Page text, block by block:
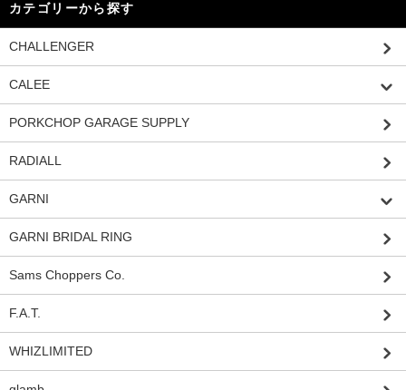
カテゴリーから探す
CHALLENGER
CALEE
PORKCHOP GARAGE SUPPLY
RADIALL
GARNI
GARNI BRIDAL RING
Sams Choppers Co.
F.A.T.
WHIZLIMITED